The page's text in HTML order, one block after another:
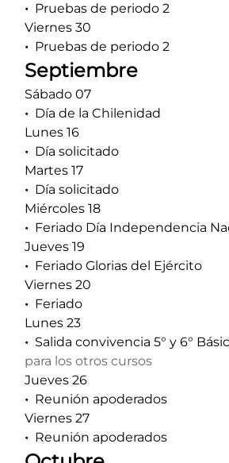
Pruebas de periodo 2
Viernes 30
Pruebas de periodo 2
Septiembre
Sábado 07
Día de la Chilenidad
Lunes 16
Día solicitado
Martes 17
Día solicitado
Miércoles 18
Feriado Día Independencia
Jueves 19
Feriado Glorias del Ejército
Viernes 20
Feriado
Lunes 23
Salida convivencia 5° y 6°
para los otros cursos
Jueves 26
Reunión apoderados
Viernes 27
Reunión apoderados